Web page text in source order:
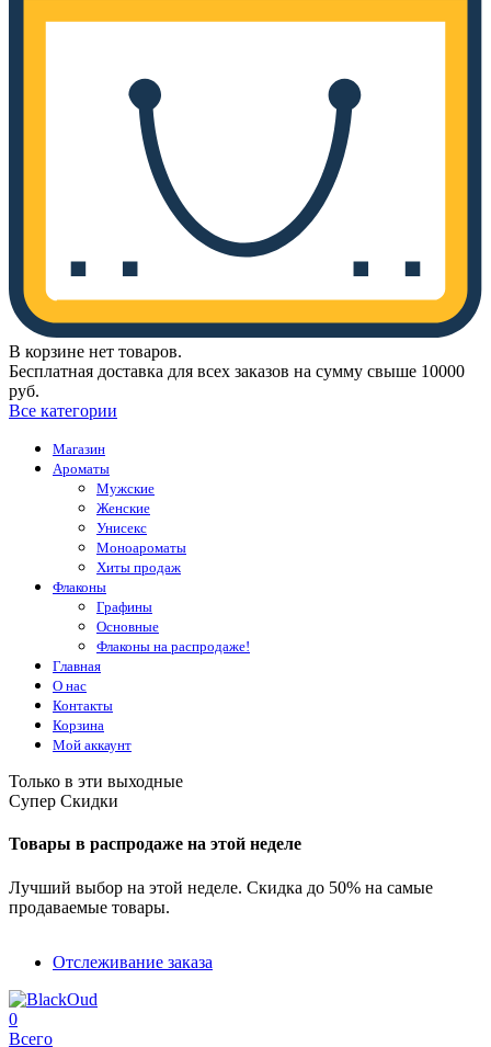
В корзине нет товаров.
Бесплатная доставка для всех заказов на сумму свыше 10000
руб.
Все категории
Магазин
Ароматы
Мужские
Женские
Унисекс
Моноароматы
Хиты продаж
Флаконы
Графины
Основные
Флаконы на распродаже!
Главная
О нас
Контакты
Корзина
Мой аккаунт
Только в эти выходные
Супер Скидки
Товары в распродаже на этой неделе
Лучший выбор на этой неделе. Скидка до 50% на самые
продаваемые товары.
Отслеживание заказа
0
Всего